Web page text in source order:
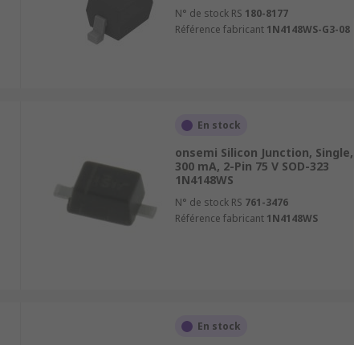
N° de stock RS 180-8177
Référence fabricant 1N4148WS-G3-08
En stock
onsemi Silicon Junction, Single,
300 mA, 2-Pin 75 V SOD-323
1N4148WS
N° de stock RS 761-3476
Référence fabricant 1N4148WS
En stock